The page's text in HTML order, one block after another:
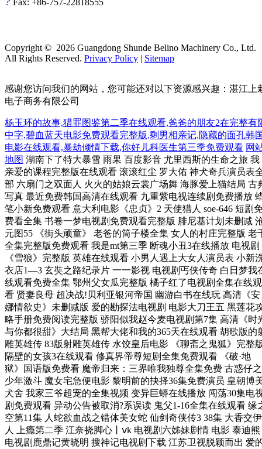
Fax: +86-757-22818555
Copyright © 2026 Guangdong Shunde Belino Machinery Co., Ltd.
All Rights Reserved. Privacy Policy | Sitemap
感谢您访问我们的网站，您可能还对以下资源感兴趣：湛江上
电子商务有限公司
杨玉环的故事,猎罪图鉴第二季在线观看,爸爸的朋友2在完整有
中字,碧血蓝天电影免费观看完整版,剩男相亲记,隐藏的面孔韩
电影在线观看,暴劫倾情下载,你好儿科医生第三季免费观看 网
地图 湖南下了特大暴雪 雨果 百度影音 尤里西斯的生命之旅 我
亲爱的课程完整版在线观看 滚滚红尘 罗大佑 神犬奇兵演员表
部 六扇门之双面人 火火的姑娘云裳广场舞 海豚爱上猫结局 古
写真 最近免费韩国高清在线观看 九重紫电视连续剧免费播放
笔小新免费观看 意大利电影《忠贞》2 天使猎人 soe-646 短剧
费看全集 书卷一梦电视剧免费观看完整版 腓尼基计划未删减
元图55 《街头顽童》 老爸的筒子楼全集 女人的村庄完整版 老
全集完整版免费观看 我是mt第三季 断魂小丑3在线播放 电视剧
《雪狼》完整版 英雄在线观看 小男人遇上大女人演员表 小新
衣店1—3 玄奘之路纪录片 一一影视 电视剧丐侠传奇 白日梦我
线观看免费全集 鄂州父女瓜完整版 橘子红了电视剧全集在线观
看 贤妻良母 超决战!贝利亚银河帝国 幽游白书在线玩 高清《安
娜情欲史》未删减版 爱的勘探法电视剧 电影大刀王五 黑莲花
略手册免费阅读完整版 骄阳似我赵今麦电视剧第7集 高清《时
与你都很甜》大结局 黑帮大佬和我的365天在线观看 胡歌版的
雕英雄传 83版射雕英雄传 水饺皇后电影 《聊斋之鬼狐》完整
隔壁的女孩3在线观看 修真界帝尊短剧全集免费观看 《破·地
狱》国语版免费看 魔帝归来：三界唯我独尊全集免费 古惑仔之
少年激斗 魔女宅急便电影 黎明前的抉择36集免费演员 皇朝博
犬舍 我家三爷超宠的全集视频 变异巨蟒在线播放 闯荡30集电
剧免费观看 异动公告被取消?系误读 鬼父1-16全集在线观看 缘
空第11集 人蛇欲血战之错体美女蛇 仙剑奇侠传3 38集 大香交伊
人 上瘾第二季 江奈挠脚心丨ⅴk 电视剧六姊妹剧情 电影 泰迪熊
电视剧鹿鼎记黄晓明 搜神记电视剧下载 江苏卫视脱颖而出 爱